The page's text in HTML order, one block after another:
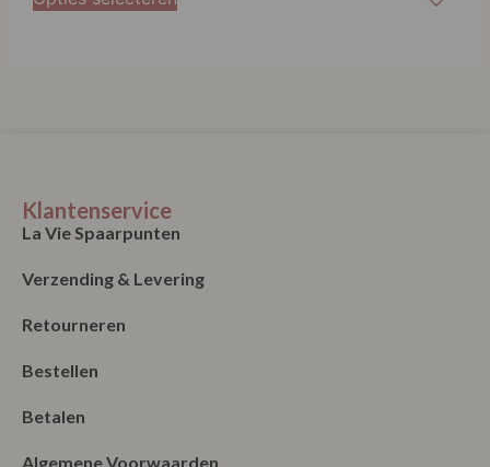
Klantenservice
La Vie Spaarpunten
Verzending & Levering
Retourneren
Bestellen
Betalen
Algemene Voorwaarden